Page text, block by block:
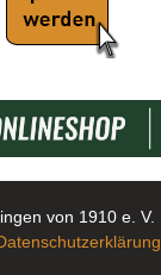
von 1910 e. V.